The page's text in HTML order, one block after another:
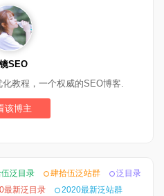
SEO
教程，一个权威的SEO博客.
该博主
泛目录 肆拾伍泛站群
泛目录
最新泛目录 2020最新泛站群